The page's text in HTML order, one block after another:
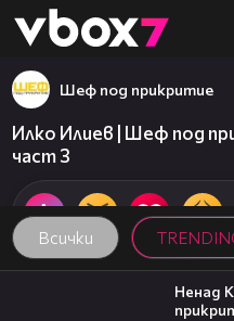
👾
Всички
Шеф под прикритие
Илко Илиев | Шеф под
част 3
16:45
Ненад